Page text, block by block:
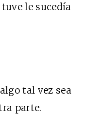
le sucedía
tal vez sea
parte.